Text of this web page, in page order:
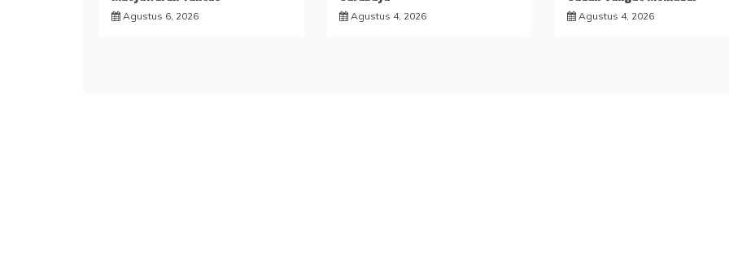
Agustus 6, 2026 Agustus 4, 2026 Agustus 4, 2026